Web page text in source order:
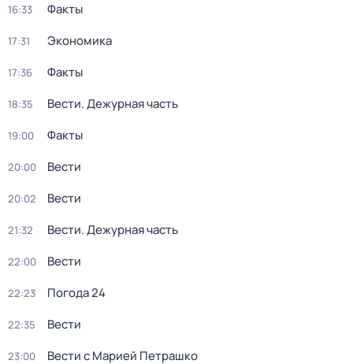
16:33 Факты
17:31 Экономика
17:36 Факты
18:35 Вести. Дежурная часть
19:00 Факты
20:00 Вести
20:02 Вести
21:32 Вести. Дежурная часть
22:00 Вести
22:23 Погода 24
22:35 Вести
23:00 Вести с Марией Петрашко